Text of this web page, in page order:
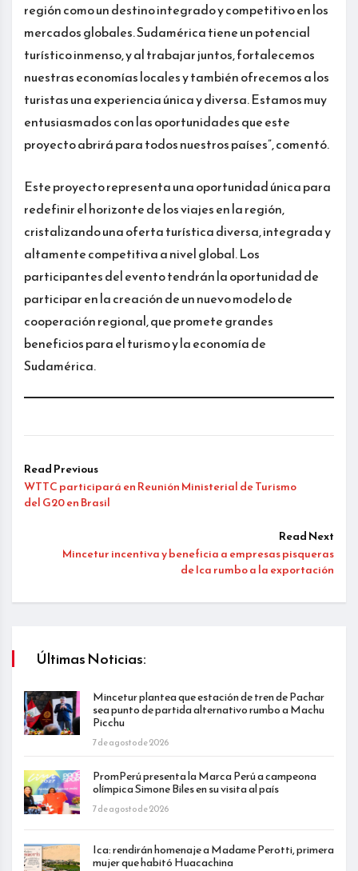
región como un destino integrado y competitivo en los
mercados globales. Sudamérica tiene un potencial
turístico inmenso, y al trabajar juntos, fortalecemos
nuestras economías locales y también ofrecemos a los
turistas una experiencia única y diversa. Estamos muy
entusiasmados con las oportunidades que este
proyecto abrirá para todos nuestros países”, comentó.
Este proyecto representa una oportunidad única para
redefinir el horizonte de los viajes en la región,
cristalizando una oferta turística diversa, integrada y
altamente competitiva a nivel global. Los
participantes del evento tendrán la oportunidad de
participar en la creación de un nuevo modelo de
cooperación regional, que promete grandes
beneficios para el turismo y la economía de
Sudamérica.
Read Previous
WTTC participará en Reunión Ministerial de Turismo
del G20 en Brasil
Read Next
Mincetur incentiva y beneficia a empresas pisqueras
de Ica rumbo a la exportación
Últimas Noticias:
Mincetur plantea que estación de tren de Pachar
sea punto de partida alternativo rumbo a Machu
Picchu
7 de agosto de 2026
PromPerú presenta la Marca Perú a campeona
olímpica Simone Biles en su visita al país
7 de agosto de 2026
Ica: rendirán homenaje a Madame Perotti, primera
mujer que habitó Huacachina